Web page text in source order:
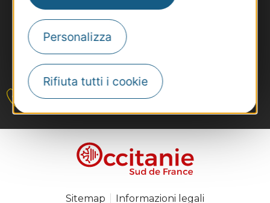
Personalizza
Rifiuta tutti i cookie
#VoyageOccitanie
Contattateci
Sitemap Informazioni legali